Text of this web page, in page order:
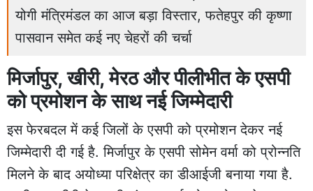
योगी मंत्रिमंडल का आज बड़ा विस्तार, फतेहपुर की कृष्णा
पासवान समेत कई नए चेहरों की चर्चा
मिर्जापुर, खीरी, मेरठ और पीलीभीत के एसपी
को प्रमोशन के साथ नई जिम्मेदारी
इस फेरबदल में कई जिलों के एसपी को प्रमोशन देकर नई
जिम्मेदारी दी गई है. मिर्जापुर के एसपी सोमेन वर्मा को प्रोन्नति
मिलने के बाद अयोध्या परिक्षेत्र का डीआईजी बनाया गया है.